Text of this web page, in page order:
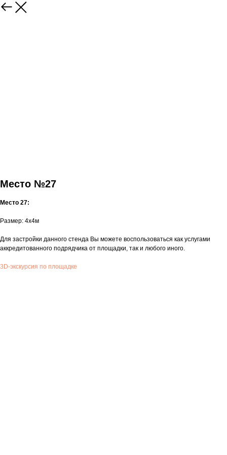
Место №27
Место 27:
Размер: 4x4м
Для застройки данного стенда Вы можете воспользоваться как услугами
аккредитованного подрядчика от площадки, так и любого иного.
3D-экскурсия по площадке